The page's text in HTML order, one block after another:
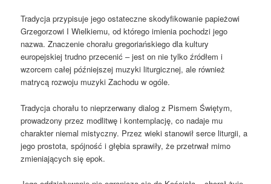
Tradycja przypisuje jego ostateczne skodyfikowanie papieżowi
Grzegorzowi I Wielkiemu, od którego imienia pochodzi jego
nazwa. Znaczenie chorału gregoriańskiego dla kultury
europejskiej trudno przecenić – jest on nie tylko źródłem i
wzorcem całej późniejszej muzyki liturgicznej, ale również
matrycą rozwoju muzyki Zachodu w ogóle.
Tradycja chorału to nieprzerwany dialog z Pismem Świętym,
prowadzony przez modlitwę i kontemplację, co nadaje mu
charakter niemal mistyczny. Przez wieki stanowił serce liturgii, a
jego prostota, spójność i głębia sprawiły, że przetrwał mimo
zmieniających się epok.